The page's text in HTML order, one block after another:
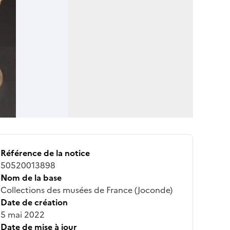
Référence de la notice
50520013898
Nom de la base
Collections des musées de France (Joconde)
Date de création
5 mai 2022
Date de mise à jour